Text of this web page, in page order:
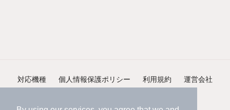
対応機種 個人情報保護ポリシー 利用規約 運営会社